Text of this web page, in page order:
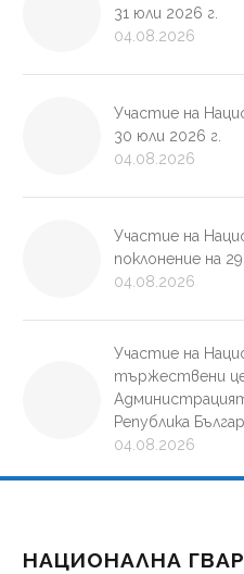
31 юли 2026 г.
04.08.2026
Участие на
30 юли 2026 г.
04.08.2026
Участие на
поклонение на
04.08.2026
Участие на
тържествени
Република
04.08.2026
НАЦИОНАЛНА